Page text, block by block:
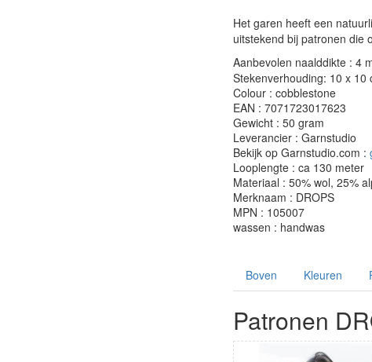
Het garen heeft een
uitstekend bij patronen die
Aanbevolen naalddikte : 4
Stekenverhouding: 10 x 10
Colour : cobblestone
EAN : 7071723017623
Gewicht : 50 gram
Leverancier : Garnstudio
Bekijk op Garnstudio.com :
Looplengte : ca 130 meter
Materiaal : 50% wol, 25%
Merknaam : DROPS
MPN : 105007
wassen : handwas
Boven Kleuren
Patronen